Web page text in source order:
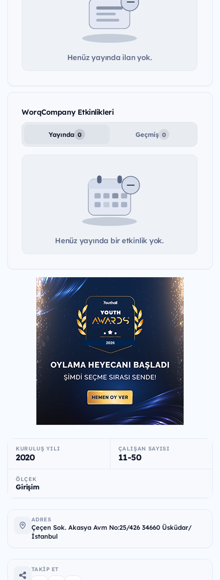
Henüz yayında ilan yok.
WorqCompany Etkinlikleri
Yayında 0 Geçmiş 0
Henüz yayında bir etkinlik yok.
KURULUŞ YILI
2020
ÇALIŞAN SAYISI
11-50
ÖLÇEK
Girişim
ADRES
Çeçen Sok. Akasya Avm No:25/426 34660 Üsküdar/
İstanbul
TAKIP ET